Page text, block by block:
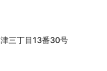
三丁目13番30号